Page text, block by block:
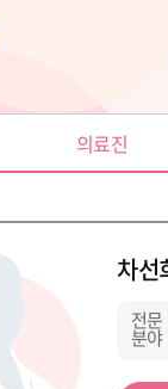
의료진
차선
전문
분야